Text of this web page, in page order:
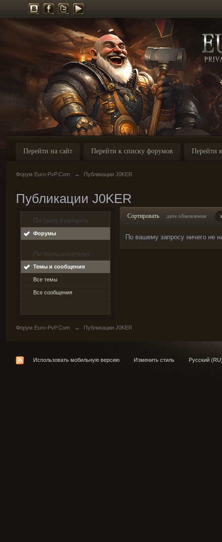
Перейти на сайт Перейти к списку форумов Перейти
Форум Euro-PvP.Com → Публикации J0KER
Публикации J0KER
По типу контента
Форумы
По пользователю
Темы и сообщения
Все темы
Все сообщения
Сортировать дате обновления
По вашему запросу ничего не
Форум Euro-PvP.Com → Публикации J0KER
Использовать мобильную версию Изменить стиль Русский